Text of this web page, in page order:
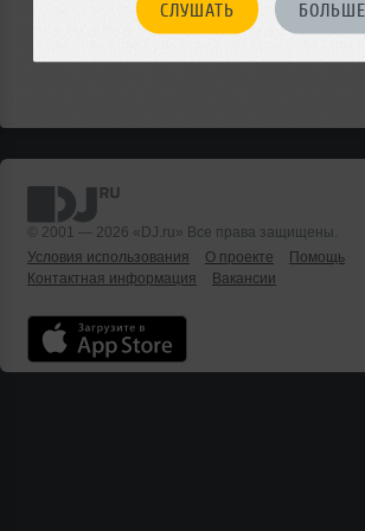
СЛУШАТЬ
© 2001 — 2026 «DJ.ru» Все права защищены.
Условия использования
О проекте Помощь
Контактная информация
Вакансии